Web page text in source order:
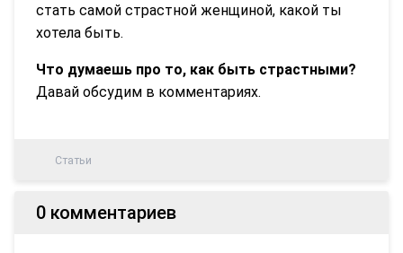
стать самой страстной женщиной, какой ты
хотела быть.
Что думаешь про то, как быть страстными?
Давай обсудим в комментариях.
Статьи
0 комментариев